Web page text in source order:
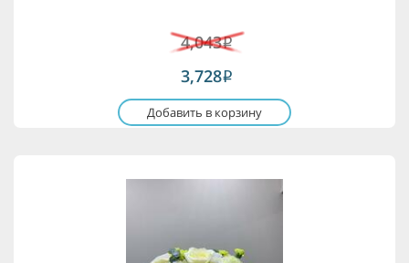
4,043i
3,728i
Добавить в корзину